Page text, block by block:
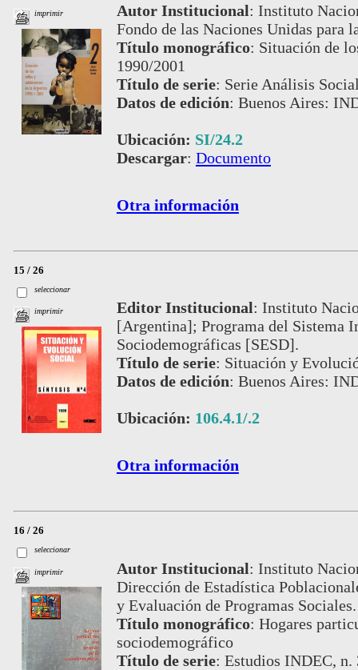
imprimir Autor Institucional: Instituto
Fondo de las Naciones Unidas para
Título monográfico: Situación de
1990/2001
Título de serie: Serie Análisis
Datos de edición: Buenos Aires:
Ubicación: SI/24.2
Descargar: Documento
Otra información
15 / 26
seleccionar
imprimir Editor Institucional: Instituto
[Argentina]; Programa del Sistema
Sociodemográficas [SESD].
Título de serie: Situación y
Datos de edición: Buenos Aires:
Ubicación: 106.4.1/.2
Otra información
16 / 26
seleccionar
imprimir Autor Institucional: Instituto
Dirección de Estadística
y Evaluación de Programas Sociales.
Título monográfico: Hogares
sociodemográfico
Título de serie: Estudios INDEC, n.